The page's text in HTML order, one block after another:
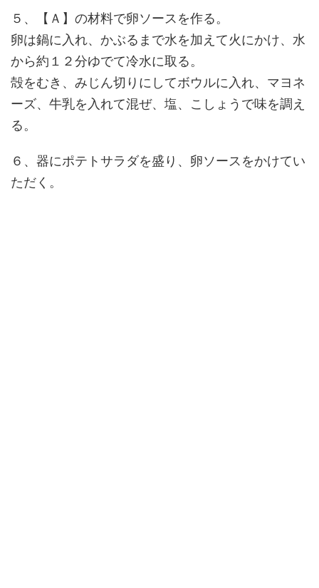
５、【Ａ】の材料で卵ソースを作る。
卵は鍋に入れ、かぶるまで水を加えて火にかけ、水
から約１２分ゆでて冷水に取る。
殻をむき、みじん切りにしてボウルに入れ、マヨネ
ーズ、牛乳を入れて混ぜ、塩、こしょうで味を調え
る。
６、器にポテトサラダを盛り、卵ソースをかけてい
ただく。